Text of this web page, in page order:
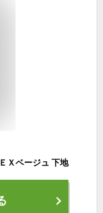
Ｘベージュ 下地